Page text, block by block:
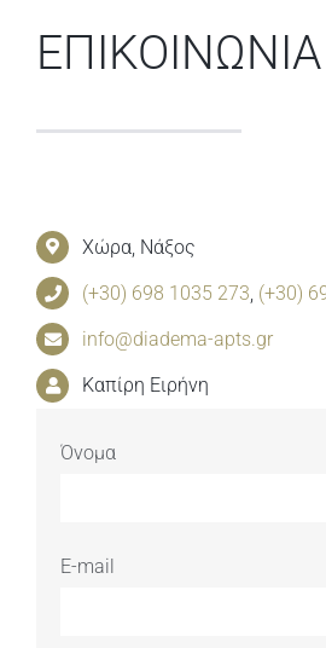
ΕΠΙΚΟΙΝΩΝΙΑ
Χώρα, Νάξος
(+30) 698 1035 273, (+30)
info@diadema-apts.gr
Καπίρη Ειρήνη
Όνομα
E-mail